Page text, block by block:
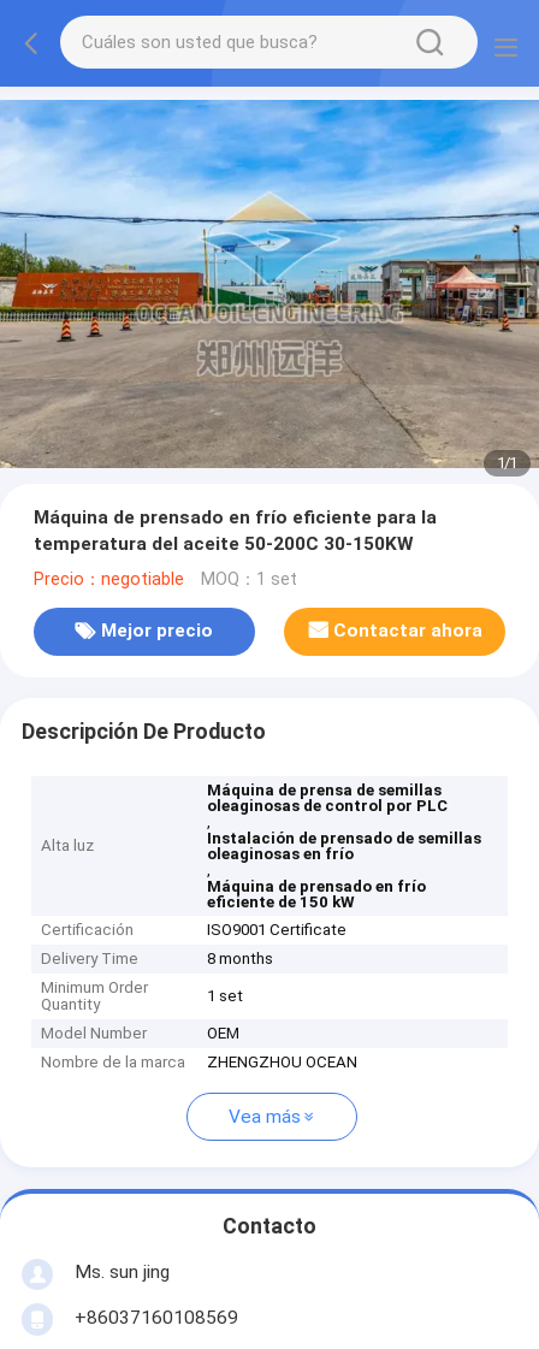
1/1
Máquina de prensado en frío eficiente para la
temperatura del aceite 50-200C 30-150KW
Precio：negotiable MOQ：1 set
Mejor precio Contactar ahora
Descripción De Producto
Alta luz
Máquina de prensa de semillas
oleaginosas de control por PLC
,
Instalación de prensado de semillas
oleaginosas en frío
,
Máquina de prensado en frío
eficiente de 150 kW
Certificación
ISO9001 Certificate
Delivery Time
8 months
Minimum Order
Quantity
1 set
Model Number
OEM
Nombre de la marca
ZHENGZHOU OCEAN
Vea más
Contacto
Ms. sun jing
+86037160108569